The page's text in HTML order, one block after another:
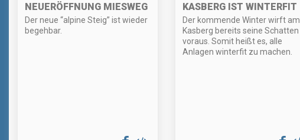
NEUERÖFFNUNG MIESWEG
Der neue “alpine Steig” ist wieder
begehbar.
KASBERG IST WINTERFIT
Der kommende Winter wirft am
Kasberg bereits seine Schatten
voraus. Somit heißt es, alle
Anlagen winterfit zu machen.